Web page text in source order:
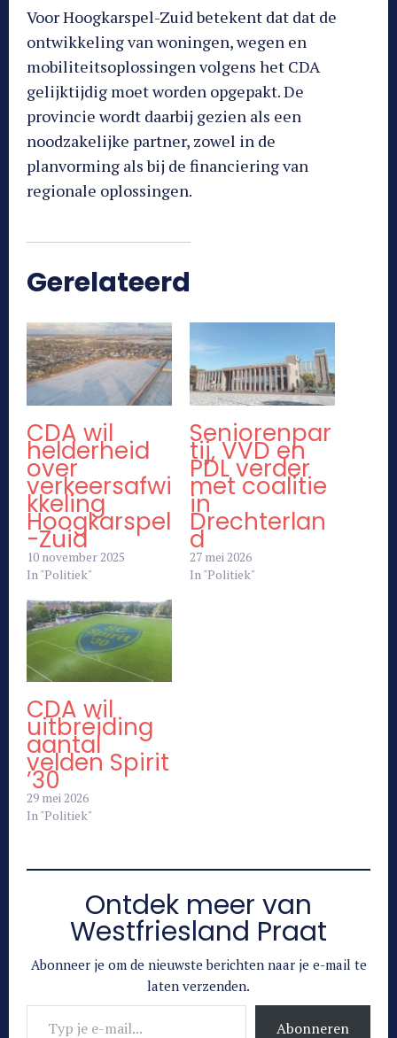
Voor Hoogkarspel-Zuid betekent dat dat de
ontwikkeling van woningen, wegen en
mobiliteitsoplossingen volgens het CDA
gelijktijdig moet worden opgepakt. De
provincie wordt daarbij gezien als een
noodzakelijke partner, zowel in de
planvorming als bij de financiering van
regionale oplossingen.
Gerelateerd
CDA wil
helderheid
over
verkeersafwi
kkeling
Hoogkarspel
-Zuid
10 november 2025
In "Politiek"
Seniorenpar
tij, VVD en
PDL verder
met coalitie
in
Drechterlan
d
27 mei 2026
In "Politiek"
CDA wil
uitbreiding
aantal
velden Spirit
’30
29 mei 2026
In "Politiek"
Ontdek meer van
Westfriesland Praat
Abonneer je om de nieuwste berichten naar je e-mail te
laten verzenden.
Typ je e-mail...
Abonneren